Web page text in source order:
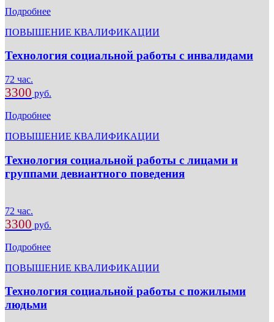
Подробнее
ПОВЫШЕНИЕ КВАЛИФИКАЦИИ
Технология социальной работы с инвалидами
72 час.
3300 руб.
Подробнее
ПОВЫШЕНИЕ КВАЛИФИКАЦИИ
Технология социальной работы с лицами и
группами девиантного поведения
72 час.
3300 руб.
Подробнее
ПОВЫШЕНИЕ КВАЛИФИКАЦИИ
Технология социальной работы с пожилыми
людьми